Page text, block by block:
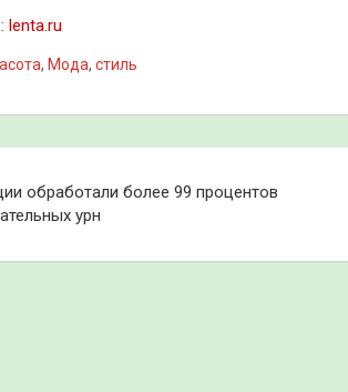
lenta.ru
, Мода, стиль
обработали более 99 процентов
урн